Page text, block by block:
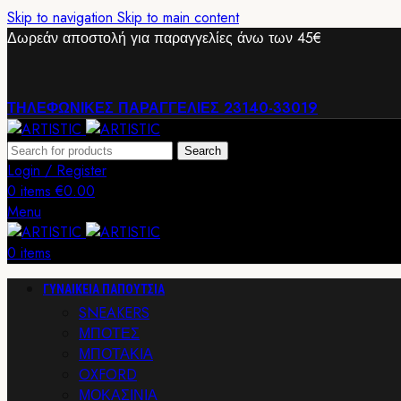
Skip to navigation Skip to main content
Δωρεάν αποστολή για παραγγελίες άνω των 45€
ΤΗΛΕΦΩΝΙΚΕΣ ΠΑΡΑΓΓΕΛΙΕΣ 23140-33019
Search
Login / Register
0 items €0.00
Menu
0 items
ΓΥΝΑΙΚΕΙΑ ΠΑΠΟΥΤΣΙΑ
SNEAKERS
ΜΠΟΤΕΣ
ΜΠΟΤΑΚΙΑ
OXFORD
ΜΟΚΑΣΙΝΙΑ